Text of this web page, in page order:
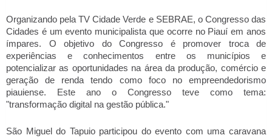
Organizando pela TV Cidade Verde e SEBRAE, o Congresso das
Cidades é um evento municipalista que ocorre no Piauí em anos
ímpares. O objetivo do Congresso é promover troca de
experiências e conhecimentos entre os municípios e
potencializar as oportunidades na área da produção, comércio e
geração de renda tendo como foco no empreendedorismo
piauiense. Este ano o Congresso teve como tema:
"transformação digital na gestão pública."
São Miguel do Tapuio participou do evento com uma caravana